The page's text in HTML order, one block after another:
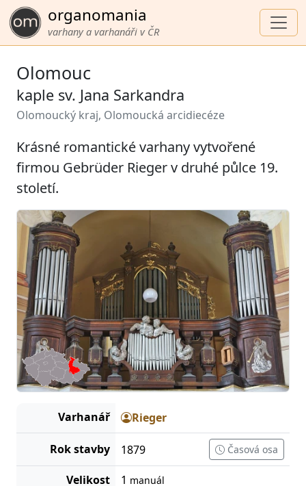
organomania
varhany a varhanáři v ČR
Olomouc
kaple sv. Jana Sarkandra
Olomoucký kraj, Olomoucká arcidiecéze
Krásné romantické varhany vytvořené
firmou Gebrüder Rieger v druhé půlce 19.
století.
Varhanář Rieger
Rok stavby 1879 Časová osa
Velikost 1 manuál